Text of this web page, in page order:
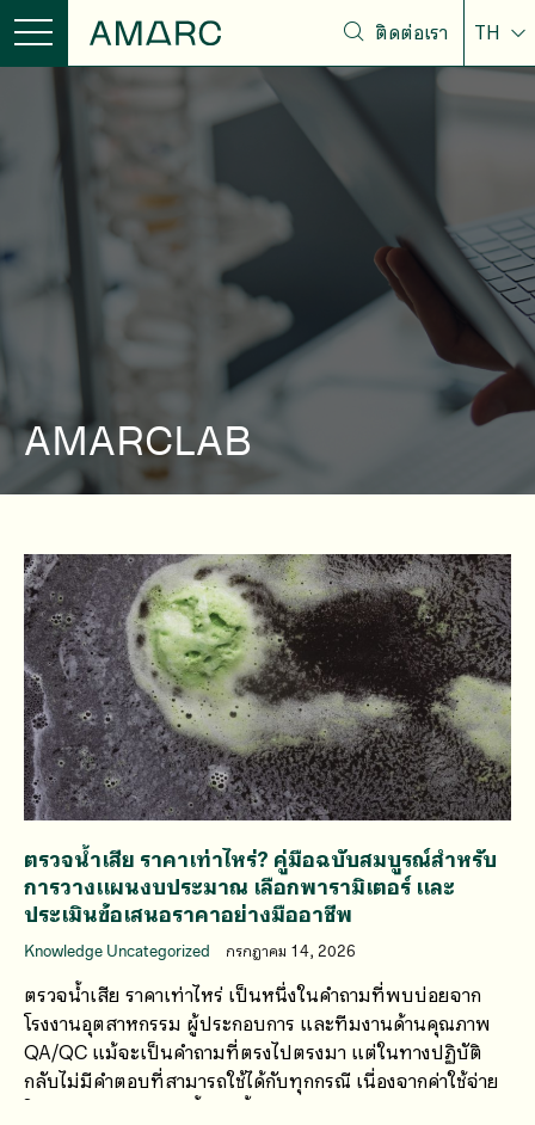
ติดต่อเรา TH
AMARCLAB
ตรวจน้ำเสีย ราคาเท่าไหร่? คู่มือฉบับสมบูรณ์สำหรับ
การวางแผนงบประมาณ เลือกพารามิเตอร์ และ
ประเมินข้อเสนอราคาอย่างมืออาชีพ
Knowledge Uncategorized กรกฎาคม 14, 2026
ตรวจน้ำเสีย ราคาเท่าไหร่ เป็นหนึ่งในคำถามที่พบบ่อยจาก
โรงงานอุตสาหกรรม ผู้ประกอบการ และทีมงานด้านคุณภาพ
QA/QC แม้จะเป็นคำถามที่ตรงไปตรงมา แต่ในทางปฏิบัติ
กลับไม่มีคำตอบที่สามารถใช้ได้กับทุกกรณี เนื่องจากค่าใช้จ่าย
ในการตรวจวิเคราะห์น้ำเสียขึ้นอยู่กับหลายปัจจัย